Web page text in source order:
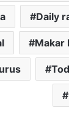
Daily
Makar